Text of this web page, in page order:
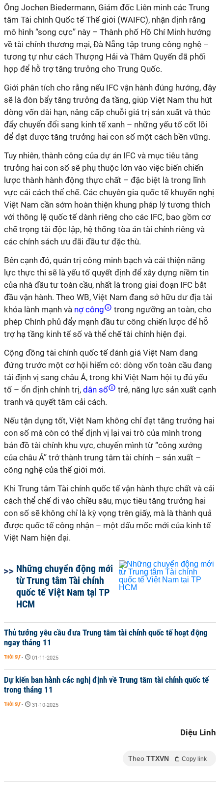
Ông Jochen Biedermann, Giám đốc Liên minh các Trung
tâm Tài chính Quốc tế Thế giới (WAIFC), nhận định rằng
mô hình “song cực” này – Thành phố Hồ Chí Minh hướng
về tài chính thương mại, Đà Nẵng tập trung công nghệ –
tương tự như cách Thượng Hải và Thâm Quyến đã phối
hợp để hỗ trợ tăng trưởng cho Trung Quốc.
Giới phân tích cho rằng nếu IFC vận hành đúng hướng, đây
sẽ là đòn bẩy tăng trưởng đa tầng, giúp Việt Nam thu hút
dòng vốn dài hạn, nâng cấp chuỗi giá trị sản xuất và thúc
đẩy chuyển đổi sang kinh tế xanh – những yếu tố cốt lõi
để đạt được tăng trưởng hai con số một cách bền vững.
Tuy nhiên, thành công của dự án IFC và mục tiêu tăng
trưởng hai con số sẽ phụ thuộc lớn vào việc biến chiến
lược thành hành động thực chất – đặc biệt là trong lĩnh
vực cải cách thể chế. Các chuyên gia quốc tế khuyến nghị
Việt Nam cần sớm hoàn thiện khung pháp lý tương thích
với thông lệ quốc tế dành riêng cho các IFC, bao gồm cơ
chế trọng tài độc lập, hệ thống tòa án tài chính riêng và
các chính sách ưu đãi đầu tư đặc thù.
Bên cạnh đó, quản trị công minh bạch và cải thiện năng
lực thực thi sẽ là yếu tố quyết định để xây dựng niềm tin
của nhà đầu tư toàn cầu, nhất là trong giai đoạn IFC bắt
đầu vận hành. Theo WB, Việt Nam đang sở hữu dư địa tài
khóa lành mạnh và nợ công
trong ngưỡng an toàn, cho
phép Chính phủ đẩy mạnh đầu tư công chiến lược để hỗ
trợ hạ tầng kinh tế số và thể chế tài chính hiện đại.
Cộng đồng tài chính quốc tế đánh giá Việt Nam đang
đứng trước một cơ hội hiếm có: dòng vốn toàn cầu đang
tái định vị sang châu Á, trong khi Việt Nam hội tụ đủ yếu
tố – ổn định chính trị, dân số
trẻ, năng lực sản xuất cạnh
tranh và quyết tâm cải cách.
Nếu tận dụng tốt, Việt Nam không chỉ đạt tăng trưởng hai
con số mà còn có thể định vị lại vai trò của mình trong
bản đồ tài chính khu vực, chuyển mình từ “công xưởng
của châu Á” trở thành trung tâm tài chính – sản xuất –
công nghệ của thế giới mới.
Khi Trung tâm Tài chính quốc tế vận hành thực chất và cải
cách thể chế đi vào chiều sâu, mục tiêu tăng trưởng hai
con số sẽ không chỉ là kỳ vọng trên giấy, mà là thành quả
được quốc tế công nhận – một dấu mốc mới của kinh tế
Việt Nam hiện đại.
Những chuyển động mới
từ Trung tâm Tài chính
quốc tế Việt Nam tại TP
HCM
Thủ tướng yêu cầu đưa Trung tâm tài chính quốc tế hoạt động
ngay tháng 11
THỜI SỰ - 01-11-2025
Dự kiến ban hành các nghị định về Trung tâm tài chính quốc tế
trong tháng 11
THỜI SỰ - 31-10-2025
Diệu Linh
Theo TTXVN Copy link